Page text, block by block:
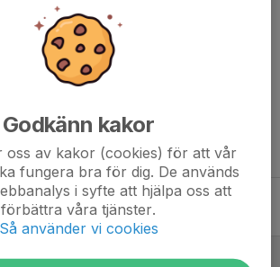
örnligan
0
Örnligan 2023
Godkänn kakor
oss av kakor (cookies) för att vår
fungera bra för dig. De används
i syfte att hjälpa oss att
förbättra våra tjänster.
Så använder vi cookies